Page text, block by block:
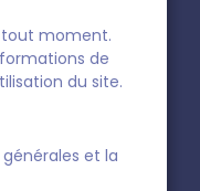
tout moment.
de
du site.
et la